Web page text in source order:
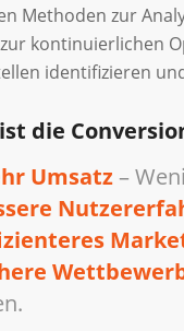
Methoden zur
kontinuierlichen
identifizieren
die
Umsatz–